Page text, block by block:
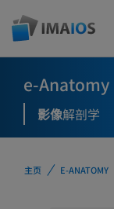
e-Anatomy
影像解剖学
主页 E-ANATOMY